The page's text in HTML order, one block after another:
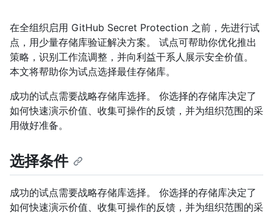
在全组织启用 GitHub Secret Protection 之前，先进行试
点，用少量存储库验证解决方案。 试点可帮助你优化推出
策略，识别工作流调整，并向利益干系人展示安全价值。
本文将帮助你为试点选择最佳存储库。
成功的试点需要战略存储库选择。 你选择的存储库决定了
如何快速演示价值、收集可操作的反馈，并为组织范围的采
用做好准备。
选择条件
成功的试点需要战略存储库选择。 你选择的存储库决定了
如何快速演示价值、收集可操作的反馈，并为组织范围的采